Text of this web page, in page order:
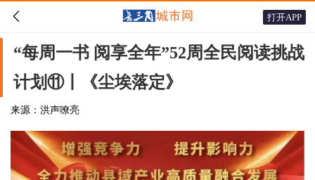
 打开APP
“每周一书 阅享全年”52周全民阅读挑战
计划⑪丨《尘埃落定》
来源：洪声嘹亮